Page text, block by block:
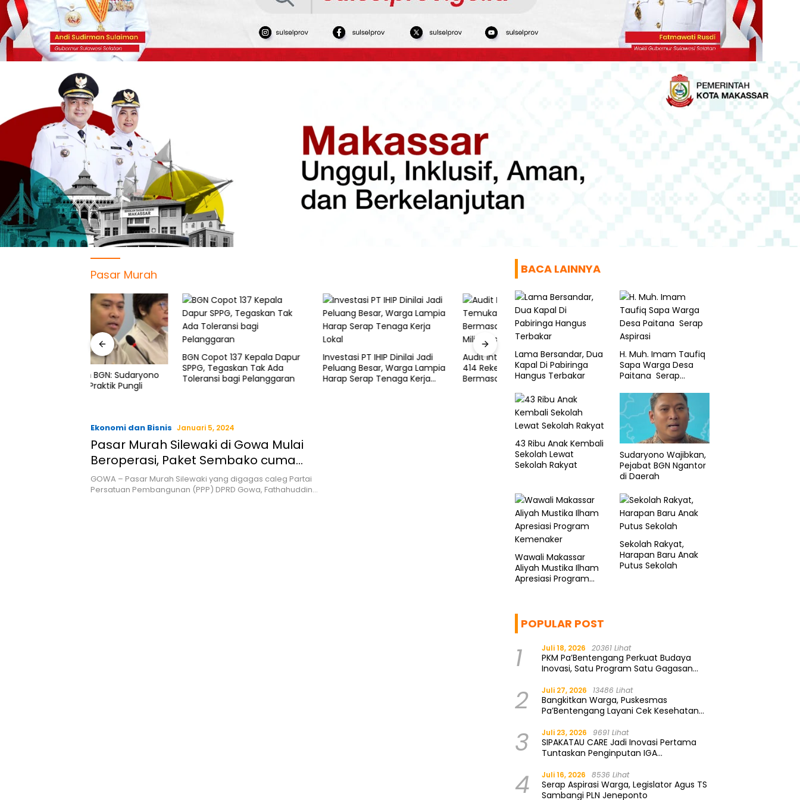
Pasar Murah
BGN Copot 137 Kepala Dapur
SPPG, Tegaskan Tak Ada
Toleransi bagi Pelanggaran
Investasi PT IHIP Dinilai Jadi
Peluang Besar, Warga Lampia
Harap Serap Tenaga Kerja
Audit Internal BGN Temukan
414 Rekening Dapur
Bermasalah, Dana Rp311,2
Makassar Akuntabel, Siap
Diaudit Kapan Saja
Pemprov Sulsel Koordinasi
Intensif dengan Basarnas
Ekonomi dan Bisnis Januari 5, 2024
Pasar Murah Silewaki di Gowa Mulai
Beroperasi, Paket Sembako cuma
Rp88 ribu
GOWA – Pasar Murah Silewaki yang digagas caleg Partai
Persatuan Pembangunan (PPP) DPRD Gowa, Fathahuddin…
BACA LAINNYA
Lama Bersandar, Dua
Kapal Di Pabiringa
Hangus Terbakar
H. Muh. Imam Taufiq
Sapa Warga Desa
Paitana Serap
43 Ribu Anak Kembali
Sekolah Lewat
Sekolah Rakyat
Sudaryono Wajibkan,
Pejabat BGN Ngantor
di Daerah
Wawali Makassar
Aliyah Mustika Ilham
Apresiasi Program
Sekolah Rakyat,
Harapan Baru Anak
Putus Sekolah
POPULAR POST
1 Juli 18, 2026 20361 Lihat
PKM Pa’Bentengang Perkuat Budaya
Inovasi, Satu Program Satu Gagasan
2 Juli 27, 2026 13486 Lihat
Bangkitkan Warga, Puskesmas
Pa’Bentengang Layani Cek Kesehatan
3 Juli 23, 2026 9691 Lihat
SIPAKATAU CARE Jadi Inovasi Pertama
Tuntaskan Penginputan IGA
4 Juli 16, 2026 8536 Lihat
Serap Aspirasi Warga, Legislator Agus TS
Sambangi PLN Jeneponto